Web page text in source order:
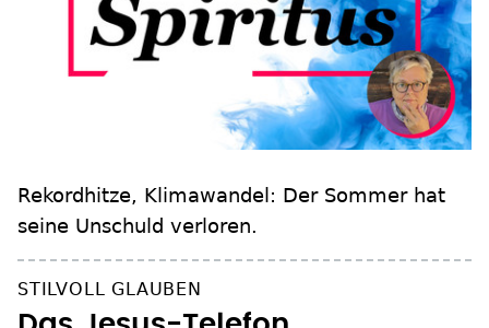
seine Unschuld verloren.
STILVOLL GLAUBEN
Das Jesus-Telefon